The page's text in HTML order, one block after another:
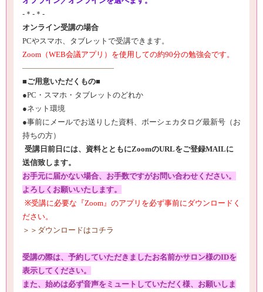
-＊-＊-
オンライン受講の場合
PCやスマホ、タブレットで受講できます。
Zoom （WEB会議アプリ）を使用しての約90分の勉強会です。
————————————
■ご用意いただくもの■
●PC ・スマホ・タブレットのどれか
●ネット環境
●事前にメールでお送りした資料、ボーシェカタログ最新号（お
持ちの方）
受講日前日には、資料とともにZoomのURLをご登録MAILに
送信致します。
お手元に届かない場合、お手数ですがお問い合わせください。
よろしくお願いいたします。
※受講に必要な『Zoom 』のアプリを必ず事前にダウンロードく
ださい。
＞＞ダウンロードはコチラ
受講の際は、予約していただきましたお名前かサロン様のIDを
表示してください。
また、始めは必ず音声をミュートしていただく様、お願いしま